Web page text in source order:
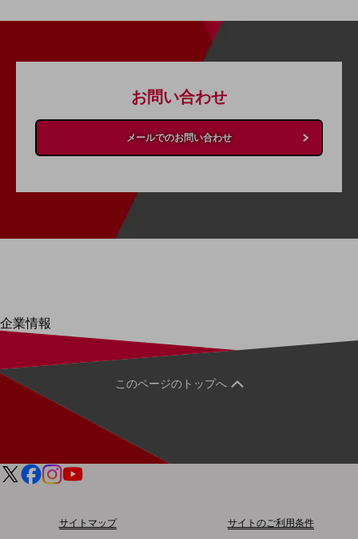
地域産業
ゲーム感覚で見つける
オンラインショップ
モバイル・ICTサービスをオンラインで
相談・申し込みができるバーチャルショップ
はじめての方へ
新規会員登録/ログインはこちら
100回線以上のお問い合わせ・お見積りはこちら
別ウィンドウで開きます
企業情報
企業情報TOP
会社案内TOP
社長からのご挨拶
グループ会社
お問い合わせ
メールでのお問い合わせ
このページのトップへ
サイトマップ サイトのご利用条件